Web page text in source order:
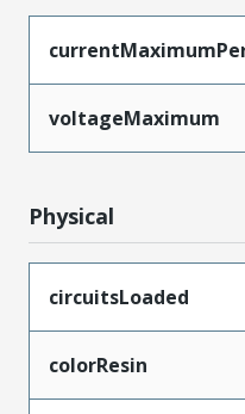
voltageMaximum
Physical
circuitsLoaded
colorResin